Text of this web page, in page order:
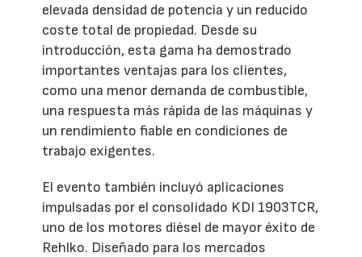
elevada densidad de potencia y un reducido
coste total de propiedad. Desde su
introducción, esta gama ha demostrado
importantes ventajas para los clientes,
como una menor demanda de combustible,
una respuesta más rápida de las máquinas y
un rendimiento fiable en condiciones de
trabajo exigentes.
El evento también incluyó aplicaciones
impulsadas por el consolidado KDI 1903TCR,
uno de los motores diésel de mayor éxito de
Rehlko. Diseñado para los mercados